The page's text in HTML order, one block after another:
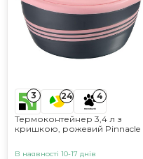
3 24 4
Термоконтейнер 3,4 л з
кришкою, рожевий Pinnacle
В наявності 10-17 днів